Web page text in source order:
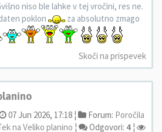
niso ble lahke v tej vročini, res ne.
poklon
za absolutno zmago
Skoči na prispevek
07 Jun 2026, 17:18 ¦ Forum: Poročila
na Veliko planino ¦ Odgovori: 4 ¦